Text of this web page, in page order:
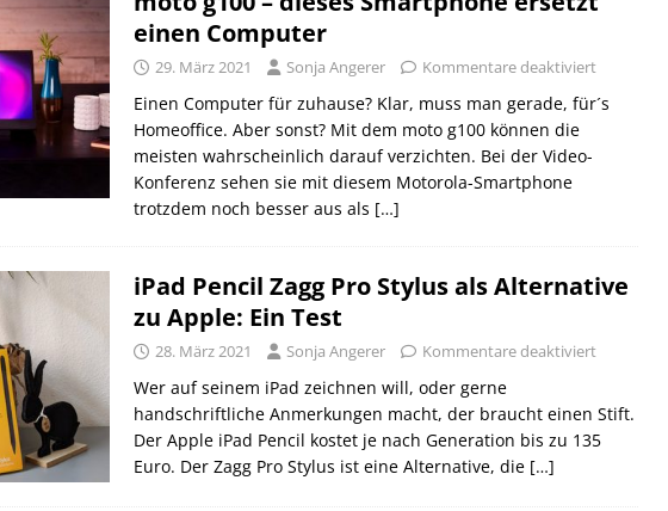
einen Computer
29. März 2021 Sonja Angerer Kommentare deaktiviert
Einen Computer für zuhause? Klar, muss man gerade, für´s
Homeoffice. Aber sonst? Mit dem moto g100 können die
meisten wahrscheinlich darauf verzichten. Bei der Video-
Konferenz sehen sie mit diesem Motorola-Smartphone
trotzdem noch besser aus als […]
iPad Pencil Zagg Pro Stylus als Alternative
zu Apple: Ein Test
28. März 2021 Sonja Angerer Kommentare deaktiviert
Wer auf seinem iPad zeichnen will, oder gerne
handschriftliche Anmerkungen macht, der braucht einen Stift.
Der Apple iPad Pencil kostet je nach Generation bis zu 135
Euro. Der Zagg Pro Stylus ist eine Alternative, die […]